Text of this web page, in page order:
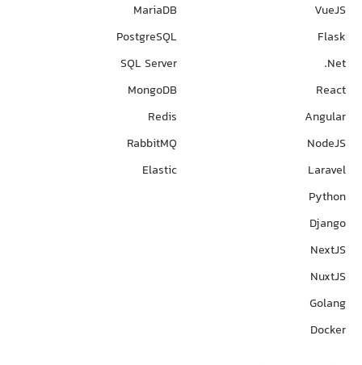
VueJS
Flask
Net.
React
Angular
NodeJS
Laravel
Python
Django
NextJS
NuxtJS
Golang
Docker
MariaDB
PostgreSQL
SQL Server
MongoDB
Redis
RabbitMQ
Elastic